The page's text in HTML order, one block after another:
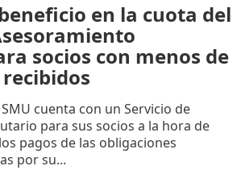
en la cuota del
socios con menos de
cuenta con un Servicio de
para sus socios a la hora de
pagos de las obligaciones
por su...